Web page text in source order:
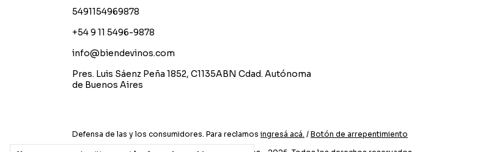
5491154969878
+54 9 11 5496-9878
info@biendevinos.com
Pres. Luis Sáenz Peña 1852, C1135ABN Cdad. Autónoma
de Buenos Aires
Defensa de las y los consumidores. Para reclamos ingresá acá. / Botón de arrepentimiento